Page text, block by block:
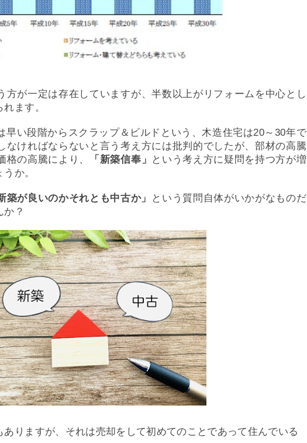
方が一定は存在していますが、半数以上がリフォームを中心とし
ます。
早い段階からスクラップ＆ビルドという、木造住宅は20～30年で
なければならないと言う考え方には批判的でしたが、部材の高騰
の高騰により、
「新築信奉」
という考え方に疑問を持つ方が増
か。
築が良いのかそれとも中古か」
という質問自体がいかがなものだ
か？
りますが、それは売却をして初めてのことであって住んでいる